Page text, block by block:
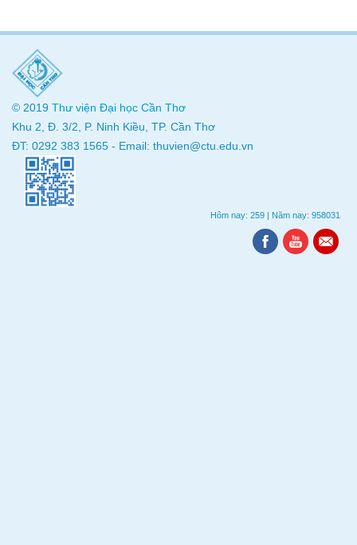
© 2019 Thư viện Đại học Cần Thơ
Khu 2, Đ. 3/2, P. Ninh Kiều, TP. Cần Thơ
ĐT: 0292 383 1565 - Email: thuvien@ctu.edu.vn
Hôm nay: 259 | Năm nay: 958031